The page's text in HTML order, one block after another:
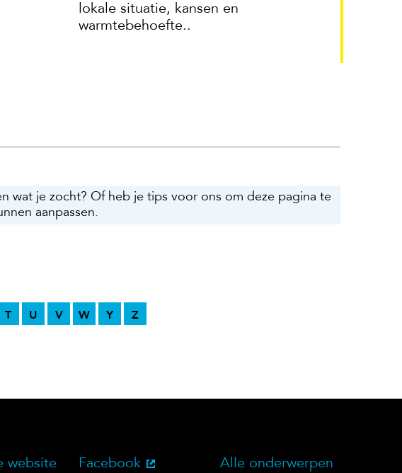
lokale situatie, kansen en
warmtebehoefte..
wat je zocht? Of heb je tips voor ons om deze pagina te
aanpassen.
T U V W Y Z
website
Facebook
Alle onderwerpen